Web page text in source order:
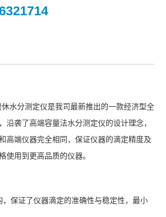
水分测定仪是我司最新推出的一款经济型全
沿袭了高端容量法水分测定仪的设计理念，
高端仪器完全相同，保证仪器的滴定精度及
使用到更高品质的仪器。
保证了仪器滴定的准确性与稳定性，最小